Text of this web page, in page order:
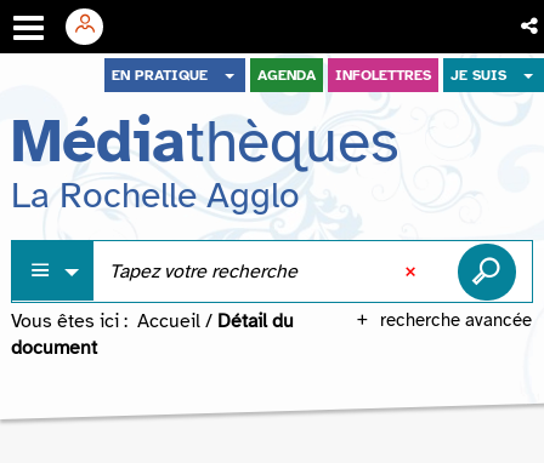
menu
contenu
recherche
EN PRATIQUE AGENDA INFOLETTRES JE SUIS
Médiathèques
La Rochelle Agglo
recherche avancée
Vous êtes ici : Accueil / Détail du
document